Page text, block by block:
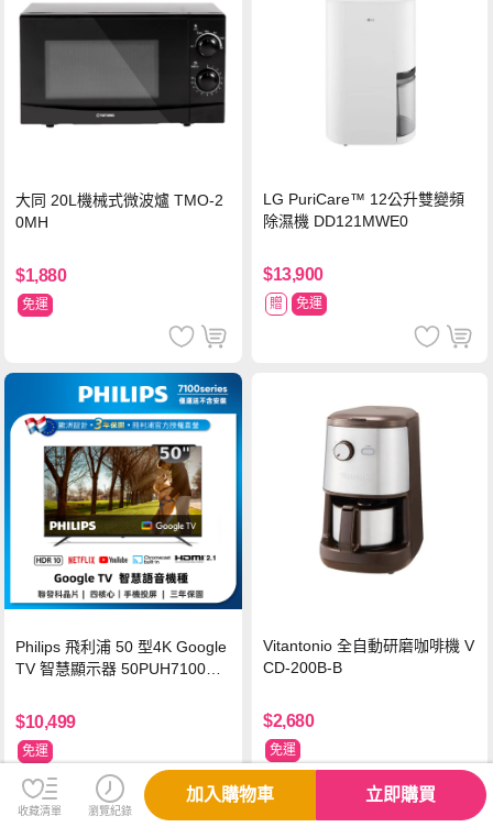
大同 20L機械式微波爐 TMO-2
0MH
$1,880
免運
LG PuriCare™ 12公升雙變頻
除濕機 DD121MWE0
$13,900
贈 免運
Philips 飛利浦 50 型4K Google
TV 智慧顯示器 50PUH7100
$10,499
免運
Vitantonio 全自動研磨咖啡機 V
CD-200B-B
$2,680
免運
收藏清單 瀏覽紀錄
加入購物車 立即購買